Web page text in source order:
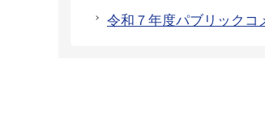
令和７年度パブリック